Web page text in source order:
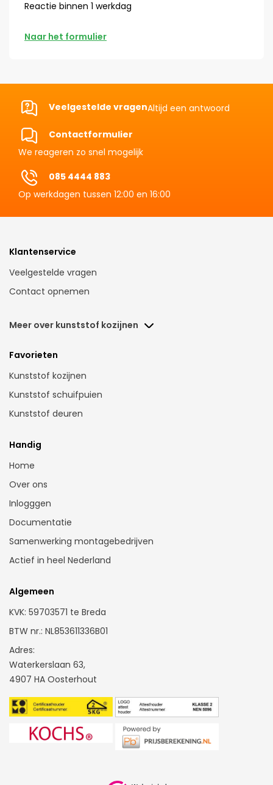
Reactie binnen 1 werkdag
Naar het formulier
Veelgestelde vragenAltijd een antwoord
Contactformulier
We reageren zo snel mogelijk
085 4444 883
Op werkdagen tussen 12:00 en 16:00
Klantenservice
Veelgestelde vragen
Contact opnemen
Meer over kunststof kozijnen
Kunststof kozijnen Amsterdam
Kunsstof kozijnen Breda
Kunststof kozijnen Den Bosch
Kunststof kozijnen Dordrecht
Kunststof kozijnen Maastricht
Kunststof kozijnen Rotterdam
Kunststof kozijnen Zoetermeer
Kunststof kozijnen Tilburg
Kunststof kozijnen Utrecht
Kunststof kozijnen Zwolle
Kunststof kozijnen Oosterhout
Kunststof kozijnen antraciet
Kunststof kozijnen berekenen
Favorieten
Kunststof kozijnen
Kunststof schuifpuien
Kunststof deuren
Handig
Home
Over ons
Inlogggen
Documentatie
Samenwerking montagebedrijven
Actief in heel Nederland
Algemeen
KVK: 59703571 te Breda
BTW nr.: NL853611336B01
Adres:
Waterkerslaan 63,
4907 HA Oosterhout